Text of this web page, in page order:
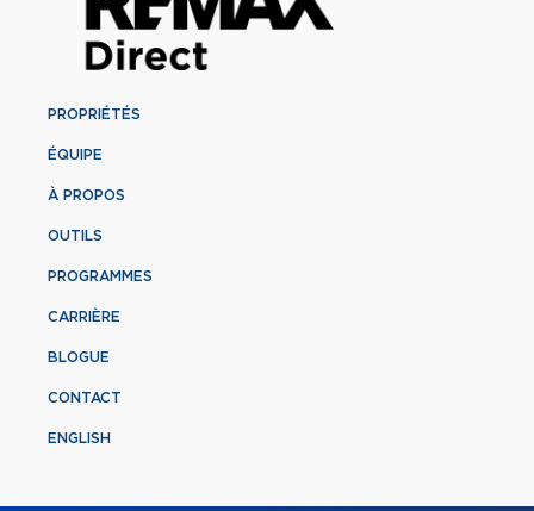
PROPRIÉTÉS
ÉQUIPE
À PROPOS
OUTILS
PROGRAMMES
CARRIÈRE
BLOGUE
CONTACT
ENGLISH